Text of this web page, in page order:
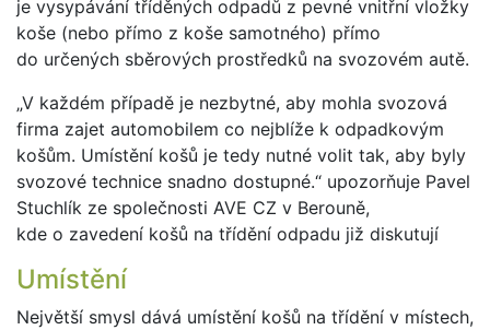
je vysypávání tříděných odpadů z pevné vnitřní vložky
koše (nebo přímo z koše samotného) přímo
do určených sběrových prostředků na svozovém autě.
„V každém případě je nezbytné, aby mohla svozová
firma zajet automobilem co nejblíže k odpadkovým
košům. Umístění košů je tedy nutné volit tak, aby byly
svozové technice snadno dostupné.“ upozorňuje Pavel
Stuchlík ze společnosti AVE CZ v Berouně,
kde o zavedení košů na třídění odpadu již diskutují
Umístění
Největší smysl dává umístění košů na třídění v místech,